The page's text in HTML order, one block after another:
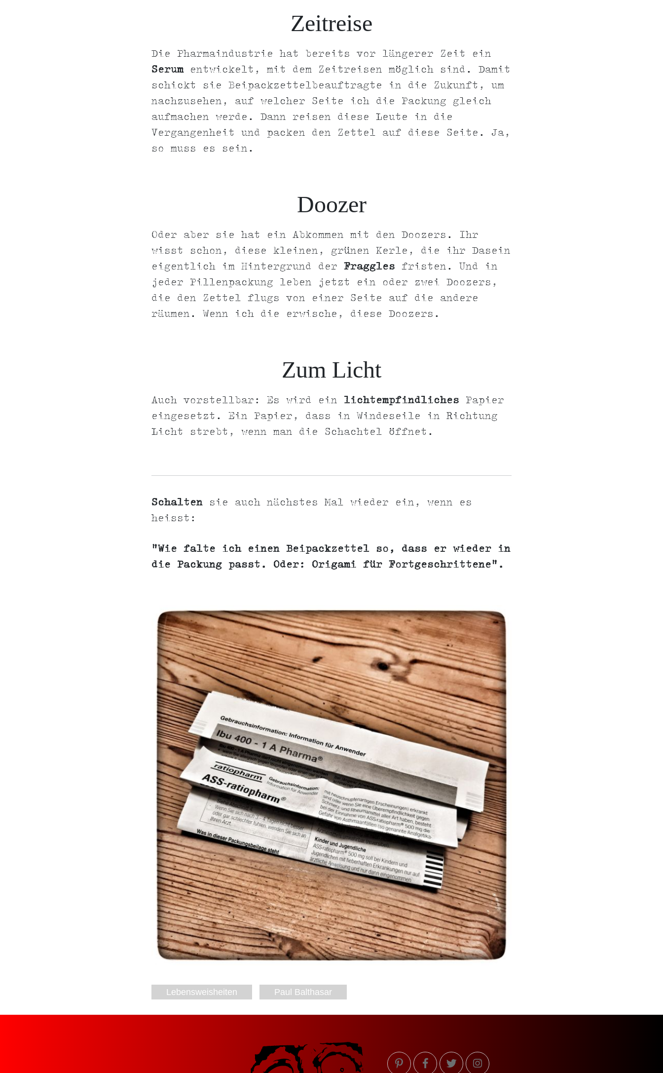
Zeitreise
Die Pharmaindustrie hat bereits vor längerer Zeit ein
Serumentwickelt, mit dem Zeitreisen möglich sind. Damit
schickt sie Beipackzettelbeauftragte in die Zukunft, um
nachzusehen, auf welcher Seite ich die Packung gleich
aufmachen werde. Dann reisen diese Leute in die
Vergangenheit und packen den Zettel auf diese Seite. Ja,
so muss es sein.
Doozer
Oder aber sie hat ein Abkommen mit den Doozers. Ihr
wisst schon, diese kleinen, grünen Kerle, die ihr Dasein
eigentlich im Hintergrund der Fraggles fristen. Und in
jeder Pillenpackung leben jetzt ein oder zwei Doozers,
die den Zettel flugs von einer Seite auf die andere
räumen. Wenn ich die erwische, diese Doozers.
Zum Licht
Auch vorstellbar: Es wird ein lichtempfindliches Papier
eingesetzt. Ein Papier, dass in Windeseile in Richtung
Licht strebt, wenn man die Schachtel öffnet.
Schaltensie auch nächstes Mal wieder ein, wenn es
heisst:
"Wie falte ich einen Beipackzettel so, dass er wieder in
die Packung passt. Oder: Origami für Fortgeschrittene".
Lebensweisheiten Paul Balthasar